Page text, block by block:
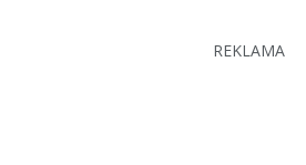
REKLAMA